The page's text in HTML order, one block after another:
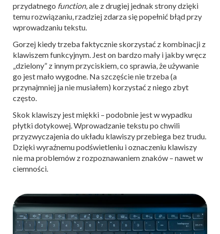
przydatnego function, ale z drugiej jednak strony dzięki
temu rozwiązaniu, rzadziej zdarza się popełnić błąd przy
wprowadzaniu tekstu.
Gorzej kiedy trzeba faktycznie skorzystać z kombinacji z
klawiszem funkcyjnym. Jest on bardzo mały i jakby wręcz
„dzielony” z innym przyciskiem, co sprawia, że używanie
go jest mało wygodne. Na szczęście nie trzeba (a
przynajmniej ja nie musiałem) korzystać z niego zbyt
często.
Skok klawiszy jest miękki – podobnie jest w wypadku
płytki dotykowej. Wprowadzanie tekstu po chwili
przyzwyczajenia do układu klawiszy przebiega bez trudu.
Dzięki wyraźnemu podświetleniu i oznaczeniu klawiszy
nie ma problemów z rozpoznawaniem znaków – nawet w
ciemności.